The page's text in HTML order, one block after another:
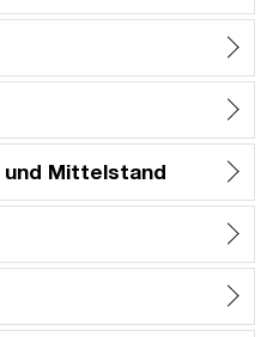
und Mittelstand